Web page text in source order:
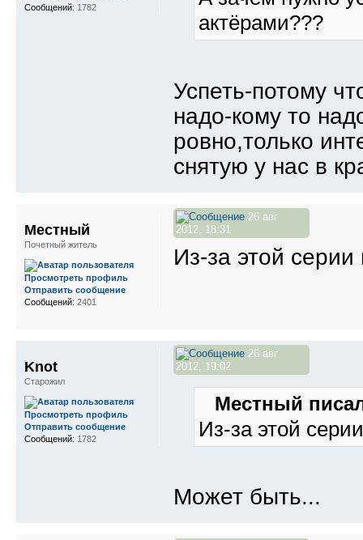
актёрами???
Успеть-потому
надо-кому то
ровно,только
снятую у нас в
Сообщений: 1782
26 авг
2012, 18:31
Из-за этой
Местный
Почетный житель
Просмотреть профиль
Отправить сообщение
Сообщений: 2401
26 авг
2012, 19:02
Местный
Из-за этой
Может быть...
Knot
Старожил
Просмотреть профиль
Отправить сообщение
Сообщений: 1782